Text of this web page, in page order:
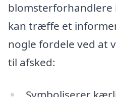
blomsterforhandlere
kan træffe et
nogle fordele ved at
til afsked: